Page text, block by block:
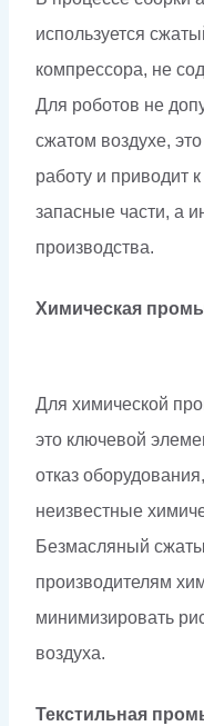
используется
компрессора, не
Для роботов не
сжатом воздухе,
работу и приводит
запасные части, а
производства.
Химическая
Для химической
это ключевой
отказ
неизвестные
Безмасляный
производителям
минимизировать
воздуха.
Текстильная